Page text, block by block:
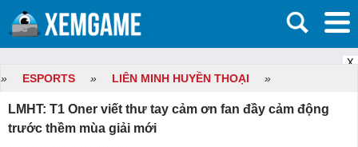
X
» ESPORTS » LIÊN MINH HUYỀN THOẠI »
LMHT: T1 Oner viết thư tay cảm ơn fan đầy cảm động
trước thềm mùa giải mới